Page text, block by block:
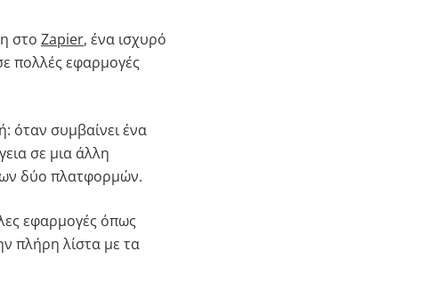
στο Zapier, ένα ισχυρό
πολλές εφαρμογές
όταν συμβαίνει ένα
σε μια άλλη
δύο πλατφορμών.
εφαρμογές όπως
πλήρη λίστα με τα